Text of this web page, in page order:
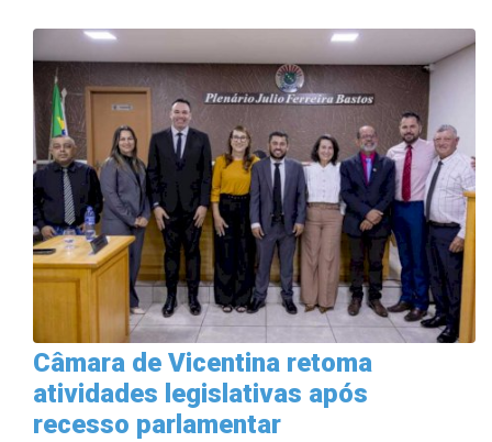
Câmara de Vicentina retoma
atividades legislativas após
recesso parlamentar